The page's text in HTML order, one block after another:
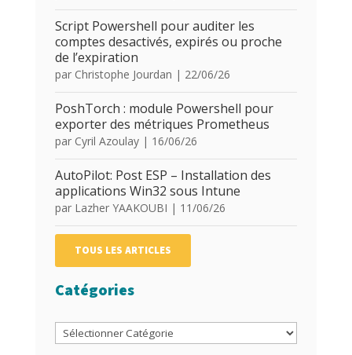
Script Powershell pour auditer les
comptes desactivés, expirés ou proche
de l’expiration
par Christophe Jourdan | 22/06/26
PoshTorch : module Powershell pour
exporter des métriques Prometheus
par Cyril Azoulay| 16/06/26
AutoPilot: Post ESP – Installation des
applications Win32 sous Intune
par Lazher YAAKOUBI | 11/06/26
TOUS LES ARTICLES
Catégories
Catégories